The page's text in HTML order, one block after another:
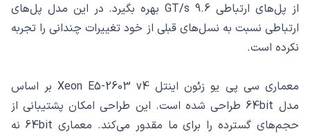
از پل‌های ارتباطی 9.6 GT/s بهره بگیرد. در این مدل پل‌های
ارتباطی نسبت به نسل‌های قبلی از خود تغییرات چندانی را تجربه
نکرده است.
معماری سی پی یو زئون اینتل Xeon E5-2603 v4 بر اساس
مدل 64bit طراحی شده‌ است. این طراحی امکان پشتیبانی از
حجم‌های گسترده را برای ما مقدور می‌کند. معماری 64bit نه